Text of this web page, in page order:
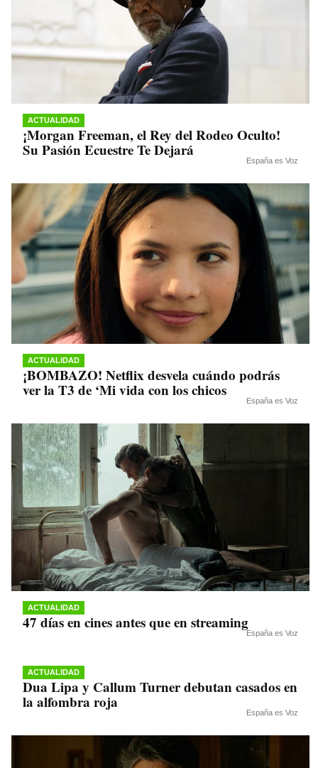
ACTUALIDAD
¡Morgan Freeman, el Rey del Rodeo Oculto!
Su Pasión Ecuestre Te Dejará
España es Voz
ACTUALIDAD
¡BOMBAZO! Netflix desvela cuándo podrás
ver la T3 de ‘Mi vida con los chicos
España es Voz
ACTUALIDAD
47 días en cines antes que en streaming
España es Voz
ACTUALIDAD
Dua Lipa y Callum Turner debutan casados en
la alfombra roja
España es Voz